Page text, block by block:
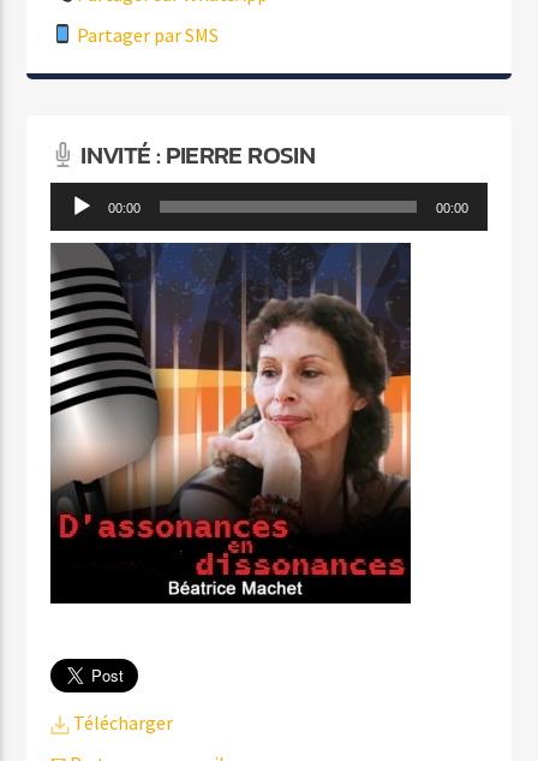
Partager par SMS
INVITÉ : PIERRE ROSIN
Lecteur
audio
00:00 00:00
Télécharger